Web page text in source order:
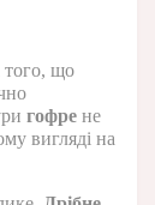
того, що
гофре не
вигляді на